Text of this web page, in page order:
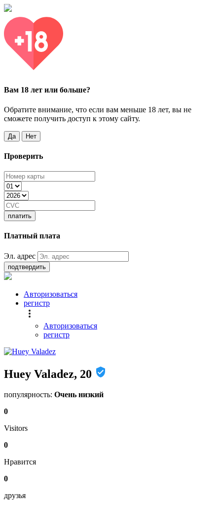
Вам 18 лет или больше?
Обратите внимание, что если вам меньше 18 лет, вы не
сможете получить доступ к этому сайту.
Да Нет
Проверить
платить
Платный плата
Эл. адрес
подтвердить
Авторизоваться
регистр
Авторизоваться
регистр
Huey Valadez, 20
популярность: Очень низкий
0
Visitors
0
Нравится
0
друзья